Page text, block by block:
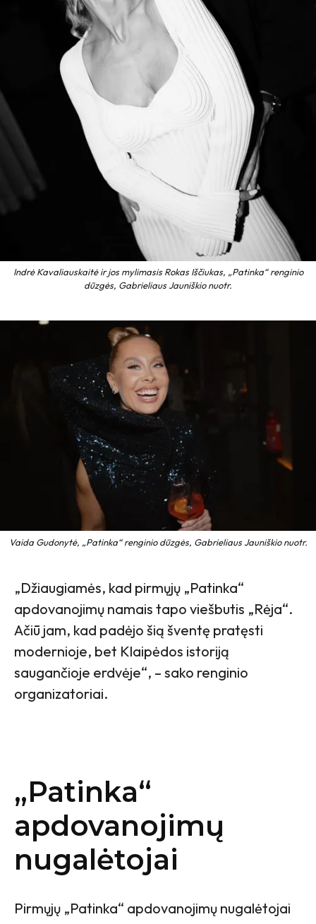
Indrė Kavaliauskaitė ir jos mylimasis Rokas Iščiukas, „Patinka“ renginio
dūzgės, Gabrieliaus Jauniškio nuotr.
Vaida Gudonytė, „Patinka“ renginio dūzgės, Gabrieliaus Jauniškio nuotr.
„Džiaugiamės, kad pirmųjų „Patinka“
apdovanojimų namais tapo viešbutis „Rėja“.
Ačiū jam, kad padėjo šią šventę pratęsti
modernioje, bet Klaipėdos istoriją
saugančioje erdvėje“, – sako renginio
organizatoriai.
„Patinka“
apdovanojimų
nugalėtojai
Pirmųjų „Patinka“ apdovanojimų nugalėtojai